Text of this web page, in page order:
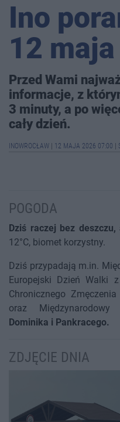
Ino
12 maja
Przed Wami
informacje, z
3 minuty, a po
cały dzień.
INOWROCŁAW 12 MAJA 2026 07:00
POGODA
Dziś raczej bez deszczu,
12°C, biomet korzystny.
Dziś przypadają m.in.
Europejski Dzień Walki
Chronicznego
oraz
Dominika i Pankracego.
ZDJĘCIE DNIA